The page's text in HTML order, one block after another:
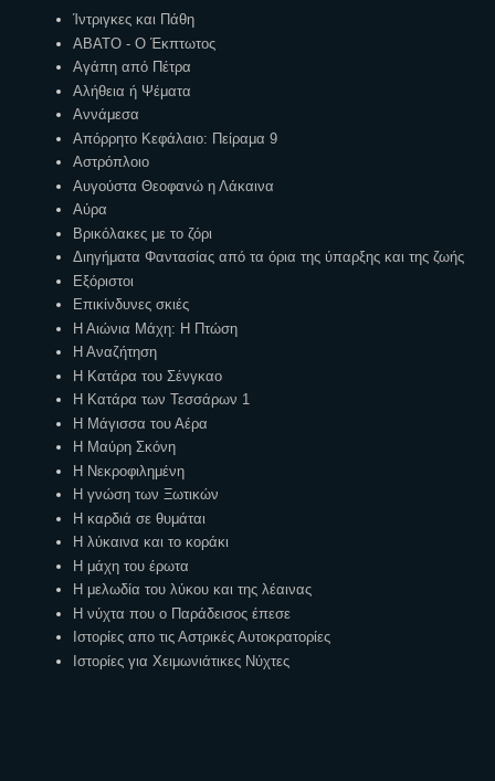
Ίντριγκες και Πάθη
ΑΒΑΤΟ - Ο Έκπτωτος
Αγάπη από Πέτρα
Αλήθεια ή Ψέματα
Αννάμεσα
Απόρρητο Κεφάλαιο: Πείραμα 9
Αστρόπλοιο
Αυγούστα Θεοφανώ η Λάκαινα
Αύρα
Βρικόλακες με το ζόρι
Διηγήματα Φαντασίας από τα όρια της ύπαρξης και της ζωής
Εξόριστοι
Επικίνδυνες σκιές
Η Αιώνια Μάχη: Η Πτώση
Η Αναζήτηση
Η Κατάρα του Σένγκαο
Η Κατάρα των Τεσσάρων 1
Η Μάγισσα του Αέρα
Η Μαύρη Σκόνη
Η Νεκροφιλημένη
Η γνώση των Ξωτικών
Η καρδιά σε θυμάται
Η λύκαινα και το κοράκι
Η μάχη του έρωτα
Η μελωδία του λύκου και της λέαινας
Η νύχτα που ο Παράδεισος έπεσε
Ιστορίες απο τις Αστρικές Αυτοκρατορίες
Ιστορίες για Χειμωνιάτικες Νύχτες